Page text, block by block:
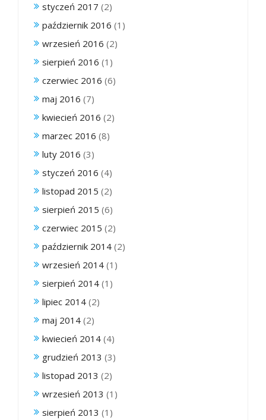
styczeń 2017 (2)
październik 2016 (1)
wrzesień 2016 (2)
sierpień 2016 (1)
czerwiec 2016 (6)
maj 2016 (7)
kwiecień 2016 (2)
marzec 2016 (8)
luty 2016 (3)
styczeń 2016 (4)
listopad 2015 (2)
sierpień 2015 (6)
czerwiec 2015 (2)
październik 2014 (2)
wrzesień 2014 (1)
sierpień 2014 (1)
lipiec 2014 (2)
maj 2014 (2)
kwiecień 2014 (4)
grudzień 2013 (3)
listopad 2013 (2)
wrzesień 2013 (1)
sierpień 2013 (1)